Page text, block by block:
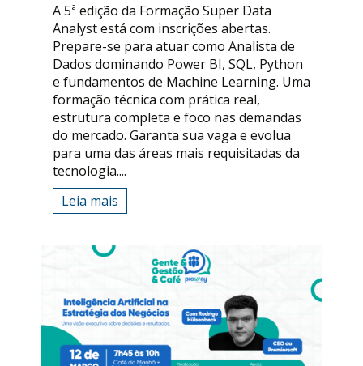
A 5ª edição da Formação Super Data
Analyst está com inscrições abertas.
Prepare-se para atuar como Analista de
Dados dominando Power BI, SQL, Python
e fundamentos de Machine Learning. Uma
formação técnica com prática real,
estrutura completa e foco nas demandas
do mercado. Garanta sua vaga e evolua
para uma das áreas mais requisitadas da
tecnologia....
Leia mais